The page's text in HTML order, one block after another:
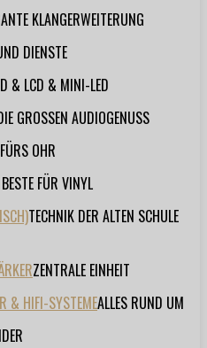
KLANGERWEITERUNG
DIENSTE
& LCD & MINI-LED
GROSSEN AUDIOGENUSS
OHR
FÜR VINYL
TECHNIK DER ALTEN SCHULE
ZENTRALE EINHEIT
& HIFI-SYSTEMEALLES RUND UM